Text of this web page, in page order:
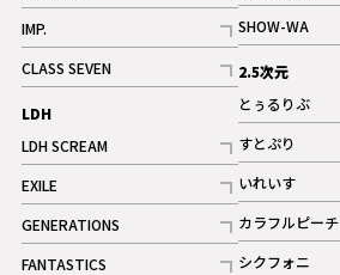
記事
IMP.
記事
CLASS SEVEN
記事
LDH
LDH SCREAM
記事
EXILE
記事
GENERATIONS
記事
FANTASTICS
記事
SHOW-WA
記事
2.5次元
とぅるりぶ
記事
すとぷり
記事
ギャラリー
いれいす
記事
ギャラリー
カラフルピーチ
記事
シクフォニ